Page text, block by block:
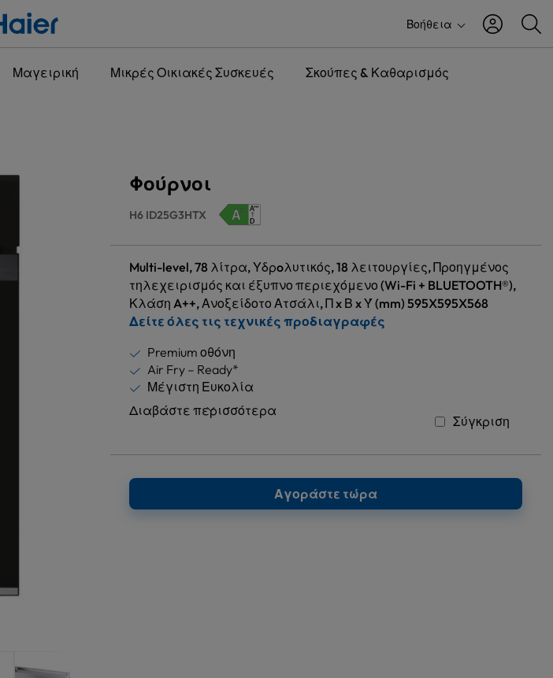
Βοήθεια
Μαγειρική Μικρές Οικιακές Συσκευές Σκούπες & Καθαρισμός
Φούρνοι
H6 ID25G3HTX
Multi-level, 78 λίτρα, Υδρoλυτικός, 18 λειτουργίες, Προηγμένος
τηλεχειρισμός και έξυπνο περιεχόμενο (Wi-Fi + BLUETOOTH®),
Κλάση A++, Ανοξείδοτο Ατσάλι, Π x Β x Ύ (mm) 595X595X568
Δείτε όλες τις τεχνικές προδιαγραφές
Σύγκριση
Premium οθόνη
Air Fry – Ready*
Μέγιστη Ευκολία
Διαβάστε περισσότερα
Αγοράστε τώρα